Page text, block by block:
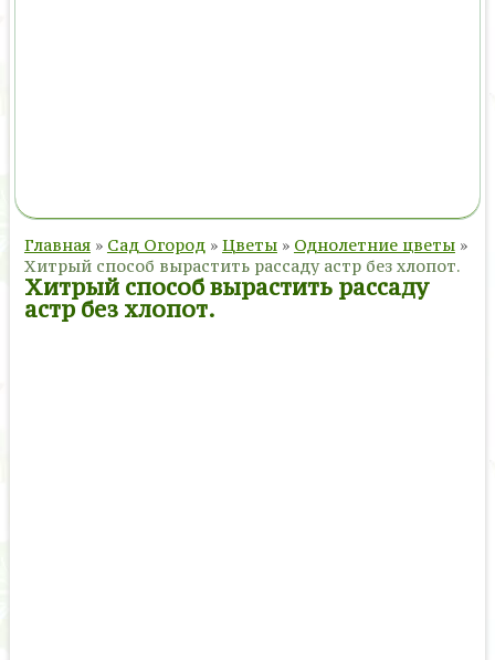
Главная » Сад Огород » Цветы » Однолетние цветы »
Хитрый способ вырастить рассаду астр без хлопот.
Хитрый способ вырастить рассаду
астр без хлопот.